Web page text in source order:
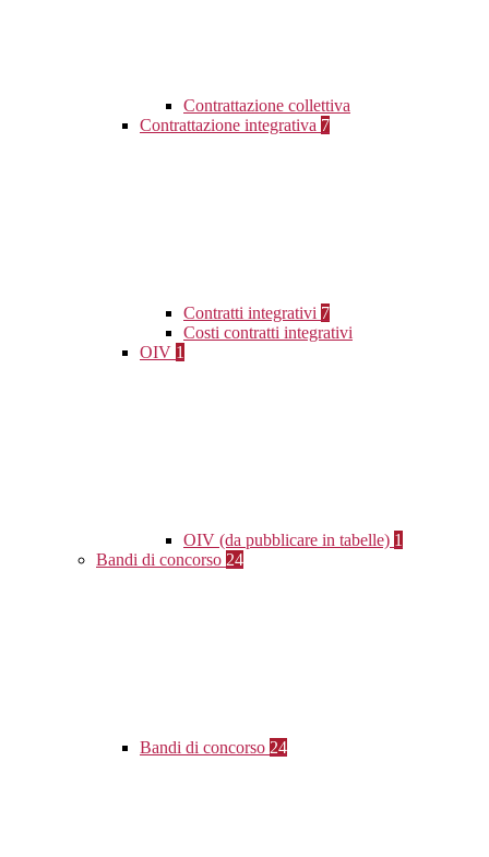
Contrattazione collettiva
Contrattazione integrativa 7
Contratti integrativi 7
Costi contratti integrativi
OIV 1
OIV (da pubblicare in tabelle) 1
Bandi di concorso 24
Bandi di concorso 24